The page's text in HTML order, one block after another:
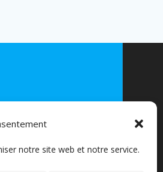
notre site web et notre service.
Construit avec
et lethème Mesmerize